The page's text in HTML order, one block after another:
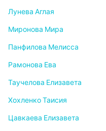
Лунева Аглая
Миронова Мира
Панфилова Мелисса
Рамонова Ева
Таучелова Елизавета
Хохленко Таисия
Цавкаева Елизавета